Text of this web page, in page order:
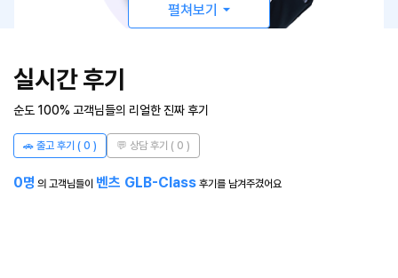
한 번의 상담으로
30여개 제휴사 실시간 비교 견적!
공식 제휴사를 통해
펼쳐보기
실시간 후기
순도 100% 고객님들의 리얼한 진짜 후기
🚗 출고 후기 ( 0 ) 💬 상담 후기 ( 0 )
0명 의 고객님들이 벤츠 GLB-Class 후기를 남겨주겼어요